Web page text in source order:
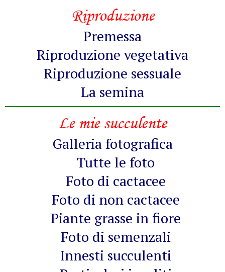
Riproduzione
Premessa
Riproduzione vegetativa
Riproduzione sessuale
La semina
Le mie succulente
Galleria fotografica
Tutte le foto
Foto di cactacee
Foto di non cactacee
Piante grasse in fiore
Foto di semenzali
Innesti succulenti